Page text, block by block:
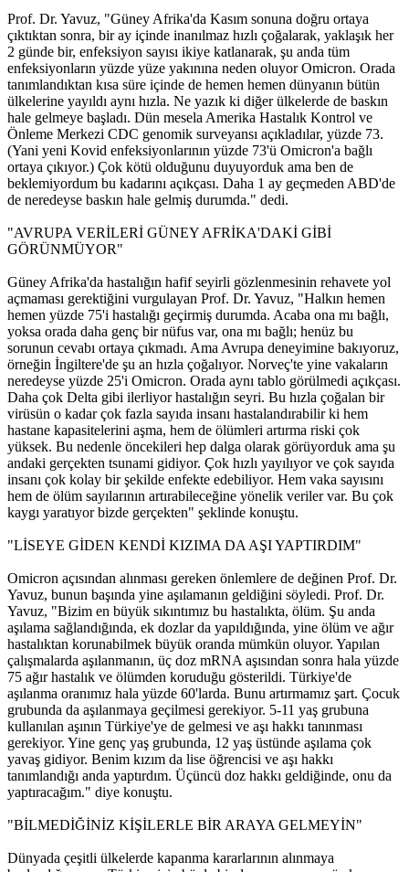
Prof. Dr. Yavuz, "Güney Afrika'da Kasım sonuna doğru ortaya
çıktıktan sonra, bir ay içinde inanılmaz hızlı çoğalarak, yaklaşık her
2 günde bir, enfeksiyon sayısı ikiye katlanarak, şu anda tüm
enfeksiyonların yüzde yüze yakınına neden oluyor Omicron. Orada
tanımlandıktan kısa süre içinde de hemen hemen dünyanın bütün
ülkelerine yayıldı aynı hızla. Ne yazık ki diğer ülkelerde de baskın
hale gelmeye başladı. Dün mesela Amerika Hastalık Kontrol ve
Önleme Merkezi CDC genomik surveyansı açıkladılar, yüzde 73.
(Yani yeni Kovid enfeksiyonlarının yüzde 73'ü Omicron'a bağlı
ortaya çıkıyor.) Çok kötü olduğunu duyuyorduk ama ben de
beklemiyordum bu kadarını açıkçası. Daha 1 ay geçmeden ABD'de
de neredeyse baskın hale gelmiş durumda." dedi.
"AVRUPA VERİLERİ GÜNEY AFRİKA'DAKİ GİBİ
GÖRÜNMÜYOR"
Güney Afrika'da hastalığın hafif seyirli gözlenmesinin rehavete yol
açmaması gerektiğini vurgulayan Prof. Dr. Yavuz, "Halkın hemen
hemen yüzde 75'i hastalığı geçirmiş durumda. Acaba ona mı bağlı,
yoksa orada daha genç bir nüfus var, ona mı bağlı; henüz bu
sorunun cevabı ortaya çıkmadı. Ama Avrupa deneyimine bakıyoruz,
örneğin İngiltere'de şu an hızla çoğalıyor. Norveç'te yine vakaların
neredeyse yüzde 25'i Omicron. Orada aynı tablo görülmedi açıkçası.
Daha çok Delta gibi ilerliyor hastalığın seyri. Bu hızla çoğalan bir
virüsün o kadar çok fazla sayıda insanı hastalandırabilir ki hem
hastane kapasitelerini aşma, hem de ölümleri artırma riski çok
yüksek. Bu nedenle öncekileri hep dalga olarak görüyorduk ama şu
andaki gerçekten tsunami gidiyor. Çok hızlı yayılıyor ve çok sayıda
insanı çok kolay bir şekilde enfekte edebiliyor. Hem vaka sayısını
hem de ölüm sayılarının artırabileceğine yönelik veriler var. Bu çok
kaygı yaratıyor bizde gerçekten" şeklinde konuştu.
"LİSEYE GİDEN KENDİ KIZIMA DA AŞI YAPTIRDIM"
Omicron açısından alınması gereken önlemlere de değinen Prof. Dr.
Yavuz, bunun başında yine aşılamanın geldiğini söyledi. Prof. Dr.
Yavuz, "Bizim en büyük sıkıntımız bu hastalıkta, ölüm. Şu anda
aşılama sağlandığında, ek dozlar da yapıldığında, yine ölüm ve ağır
hastalıktan korunabilmek büyük oranda mümkün oluyor. Yapılan
çalışmalarda aşılanmanın, üç doz mRNA aşısından sonra hala yüzde
75 ağır hastalık ve ölümden koruduğu gösterildi. Türkiye'de
aşılanma oranımız hala yüzde 60'larda. Bunu artırmamız şart. Çocuk
grubunda da aşılanmaya geçilmesi gerekiyor. 5-11 yaş grubuna
kullanılan aşının Türkiye'ye de gelmesi ve aşı hakkı tanınması
gerekiyor. Yine genç yaş grubunda, 12 yaş üstünde aşılama çok
yavaş gidiyor. Benim kızım da lise öğrencisi ve aşı hakkı
tanımlandığı anda yaptırdım. Üçüncü doz hakkı geldiğinde, onu da
yaptıracağım." diye konuştu.
"BİLMEDİĞİNİZ KİŞİLERLE BİR ARAYA GELMEYİN"
Dünyada çeşitli ülkelerde kapanma kararlarının alınmaya